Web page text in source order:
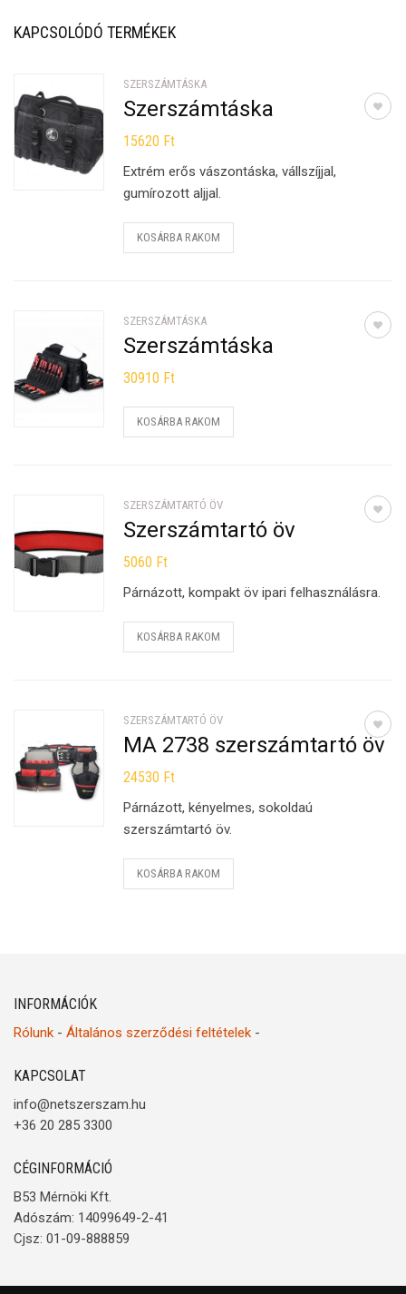
KAPCSOLÓDÓ TERMÉKEK
SZERSZÁMTÁSKA
Szerszámtáska
15620 Ft
Extrém erős vászontáska, vállszíjjal,
gumírozott aljjal.
KOSÁRBA RAKOM
SZERSZÁMTÁSKA
Szerszámtáska
30910 Ft
KOSÁRBA RAKOM
SZERSZÁMTARTÓ ÖV
Szerszámtartó öv
5060 Ft
Párnázott, kompakt öv ipari felhasználásra.
KOSÁRBA RAKOM
SZERSZÁMTARTÓ ÖV
MA 2738 szerszámtartó öv
24530 Ft
Párnázott, kényelmes, sokoldaú
szerszámtartó öv.
KOSÁRBA RAKOM
INFORMÁCIÓK
Rólunk - Általános szerződési feltételek -
KAPCSOLAT
info@netszerszam.hu
+36 20 285 3300
CÉGINFORMÁCIÓ
B53 Mérnöki Kft.
Adószám: 14099649-2-41
Cjsz: 01-09-888859